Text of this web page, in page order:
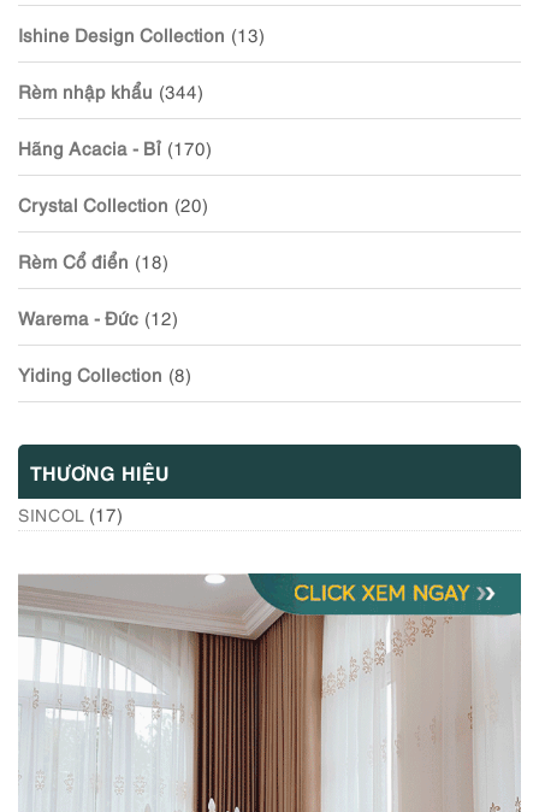
Ishine Design Collection (13)
Rèm nhập khẩu (344)
Hãng Acacia - Bỉ (170)
Crystal Collection (20)
Rèm Cổ điển (18)
Warema - Đức (12)
Yiding Collection (8)
THƯƠNG HIỆU
SINCOL (17)